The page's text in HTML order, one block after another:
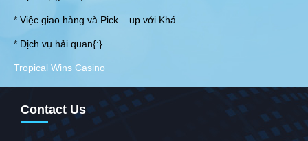
* Việc giao hàng và Pick – up với Khá
* Dịch vụ hải quan{:}
Tropical Wins Casino
Contact Us